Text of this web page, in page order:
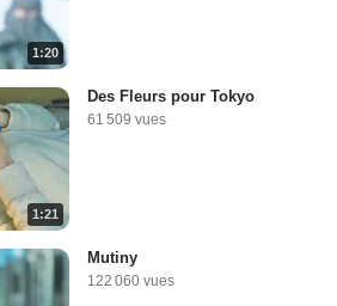
1:20
1:21
Des Fleurs pour Tokyo
61 509 vues
Mutiny
122 060 vues